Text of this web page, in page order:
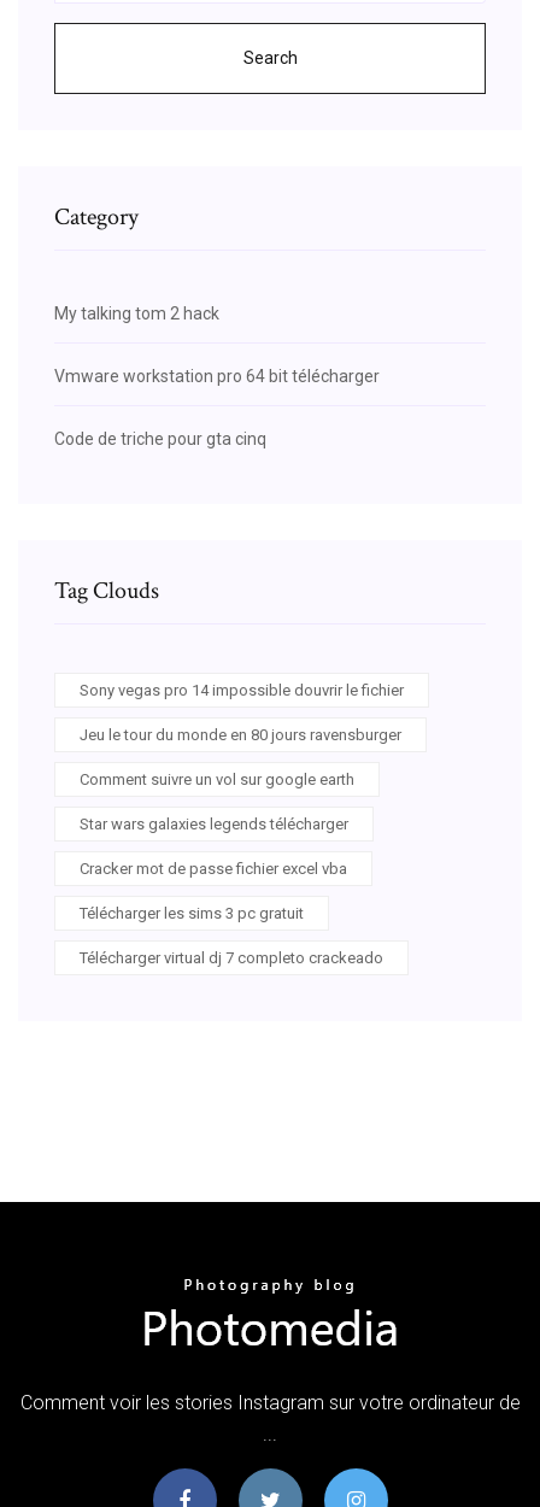
Search
Category
My talking tom 2 hack
Vmware workstation pro 64 bit télécharger
Code de triche pour gta cinq
Tag Clouds
Sony vegas pro 14 impossible douvrir le fichier
Jeu le tour du monde en 80 jours ravensburger
Comment suivre un vol sur google earth
Star wars galaxies legends télécharger
Cracker mot de passe fichier excel vba
Télécharger les sims 3 pc gratuit
Télécharger virtual dj 7 completo crackeado
Comment voir les stories Instagram sur votre ordinateur de